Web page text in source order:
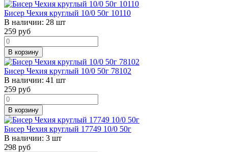
Бисер Чехия круглый 10/0 50г 10110
В наличии: 28 шт
259 руб
В корзину
Бисер Чехия круглый 10/0 50г 78102
В наличии: 41 шт
259 руб
В корзину
Бисер Чехия круглый 17749 10/0 50г
В наличии: 3 шт
298 руб